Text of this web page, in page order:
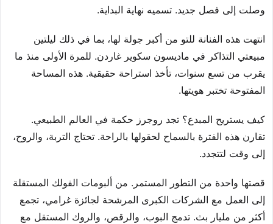
وصلت إلى فصل جديد. تسميه نهاية البداية.
انتهت هذه الفنانة للتو من أكبر جولة لها، بما في ذلك ليلتين
مبيعتي التذاكر في ماديسون سكوير غاردن. للمرة الأولى منذ ما
يقرب من تسع سنوات، تأخذ استراحة حقيقية. هذه المساحة
المفتوحة تختبر هويتها.
كيف يستريح المبدع؟ تجد روجرز حكمة في العالم الطبيعي.
تقارن هذه الفترة بالسماح لحقولها بالراحة. تحتاج التربة، والروح،
إلى وقت لتتجدد.
قصتها واحدة من التطور المستمر. من ألبومات الفولك المستقلة
إلى العمل مع الشركات الكبرى المرشحة لجائزة غرامي، تجمع
أكثر من مليار بث. تدمج البوب، والرقص، والروك المستقل مع